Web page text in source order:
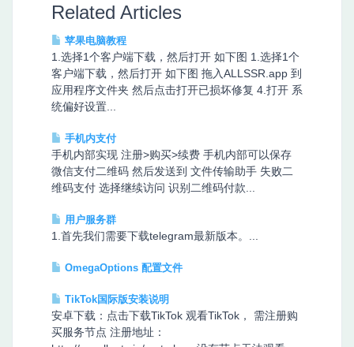
Related Articles
苹果电脑教程
1.选择1个客户端下载，然后打开 如下图 1.选择1个
客户端下载，然后打开 如下图 拖入ALLSSR.app 到
应用程序文件夹 然后点击打开已损坏修复 4.打开 系
统偏好设置...
手机内支付
手机内部实现 注册>购买>续费 手机内部可以保存
微信支付二维码 然后发送到 文件传输助手 失败二
维码支付 选择继续访问 识别二维码付款...
用户服务群
1.首先我们需要下载telegram最新版本。...
OmegaOptions 配置文件
TikTok国际版安装说明
安卓下载：点击下载TikTok 观看TikTok， 需注册购
买服务节点 注册地址：